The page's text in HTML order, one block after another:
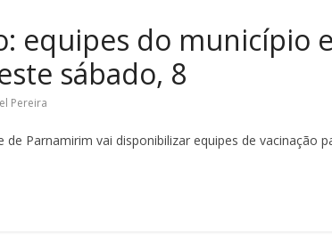
equipes do município
sábado, 8
Pereira
de Parnamirim vai disponibilizar equipes de vacinação